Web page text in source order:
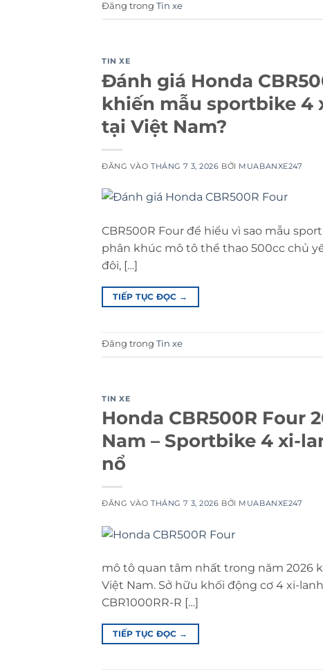
Đăng trong Tin xe
TIN XE
Đánh giá Honda
khiến mẫu sportbike 4
tại Việt Nam?
ĐĂNG VÀOTHÁNG 7 3, 2026 BỞI MUABANXE247
CBR500R Four để hiểu vì sao mẫu
phân khúc mô tô thể thao 500cc chủ
đôi, […]
TIẾP TỤC ĐỌC →
Đăng trong Tin xe
TIN XE
Honda CBR500R Four
Nam – Sportbike 4 xi-
nổ
ĐĂNG VÀOTHÁNG 7 3, 2026 BỞI MUABANXE247
mô tô quan tâm nhất trong năm 2026
Việt Nam. Sở hữu khối động cơ 4 xi-
CBR1000RR-R […]
TIẾP TỤC ĐỌC →